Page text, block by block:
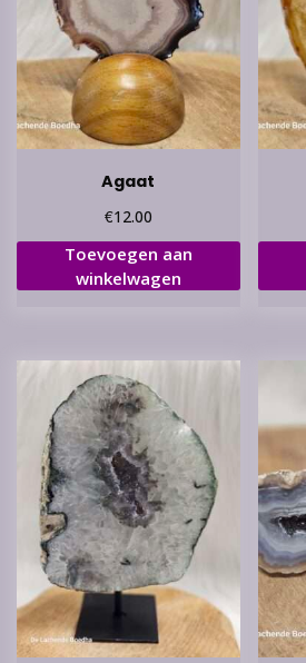
Agaat
€12.00
Toevoegen aan
winkelwagen